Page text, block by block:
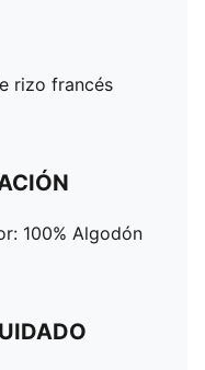
rizo francés
100% Algodón